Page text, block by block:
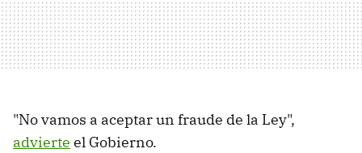
"No vamos a aceptar un fraude de la Ley",
advierte el Gobierno.